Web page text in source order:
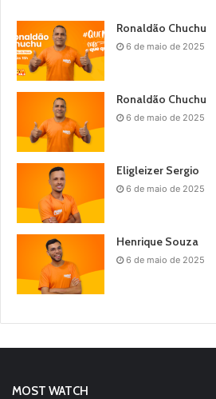
Ronaldão Chuchu
6 de maio de 2025
Ronaldão Chuchu
6 de maio de 2025
Eligleizer Sergio
6 de maio de 2025
Henrique Souza
6 de maio de 2025
MOST WATCH